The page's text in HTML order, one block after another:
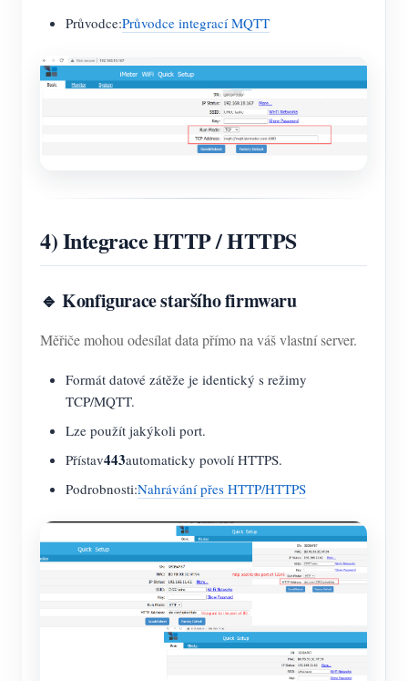
Průvodce:Průvodce integrací MQTT
4) Integrace HTTP / HTTPS
🔹 Konfigurace staršího firmwaru
Měřiče mohou odesílat data přímo na váš vlastní server.
Formát datové zátěže je identický s režimy
TCP/MQTT.
Lze použít jakýkoli port.
Přístav443automaticky povolí HTTPS.
Podrobnosti:Nahrávání přes HTTP/HTTPS